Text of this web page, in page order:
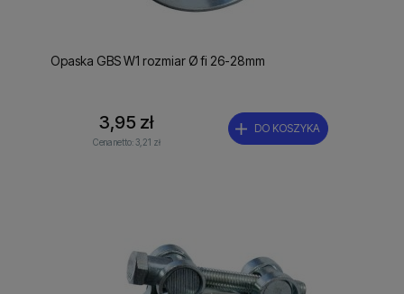
Opaska GBS W1 rozmiar Ø fi 26-28mm
3,95 zł
Cena netto:3,21 zł
DO KOSZYKA